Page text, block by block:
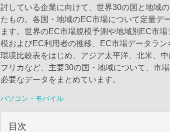
討している企業に向けて、世界30の国と地域
たもの。各国・地域のEC市場について定量デ
ます。世界のEC市場規模予測や地域別EC市
模およびEC利用者の推移、EC市場データラ
環境比較表をはじめ、アジア太平洋、北米、
フリカなど、主要30の国・地域について、市
必要なデータをまとめています。
パソコン・モバイル
目次